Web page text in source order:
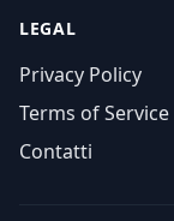
LEGAL
Privacy Policy
Terms of Service
Contatti